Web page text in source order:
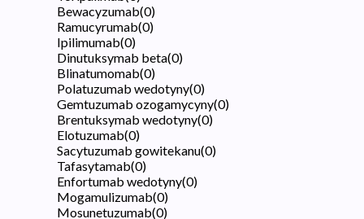
Bewacyzumab(0)
Ramucyrumab(0)
Ipilimumab(0)
Dinutuksymab beta(0)
Blinatumomab(0)
Polatuzumab wedotyny(0)
Gemtuzumab ozogamycyny(0)
Brentuksymab wedotyny(0)
Elotuzumab(0)
Sacytuzumab gowitekanu(0)
Tafasytamab(0)
Enfortumab wedotyny(0)
Mogamulizumab(0)
Mosunetuzumab(0)